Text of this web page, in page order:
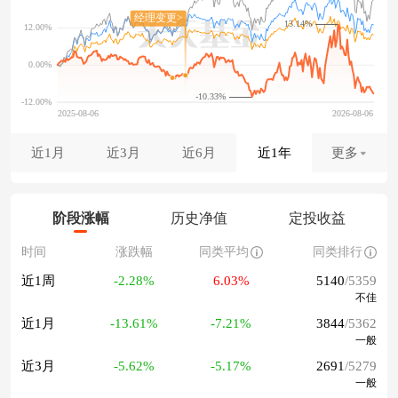
-10.33%
13.14%
近1月 近3月 近6月 近1年 更多
阶段涨幅 历史净值 定投收益
时间 涨跌幅 同类平均 同类排行
近1周 -2.28% 6.03% 5140/5359
不佳
近1月 -13.61% -7.21% 3844/5362
一般
近3月 -5.62% -5.17% 2691/5279
一般